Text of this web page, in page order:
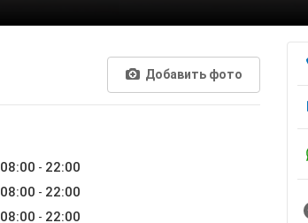
Добавить фото
08:00 - 22:00
08:00 - 22:00
08:00 - 22:00